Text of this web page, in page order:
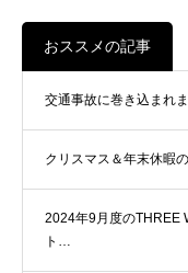
おススメの記事
交通事故に巻き込まれま
クリスマス＆年末休暇
2024年9月度のTHREE
ト…